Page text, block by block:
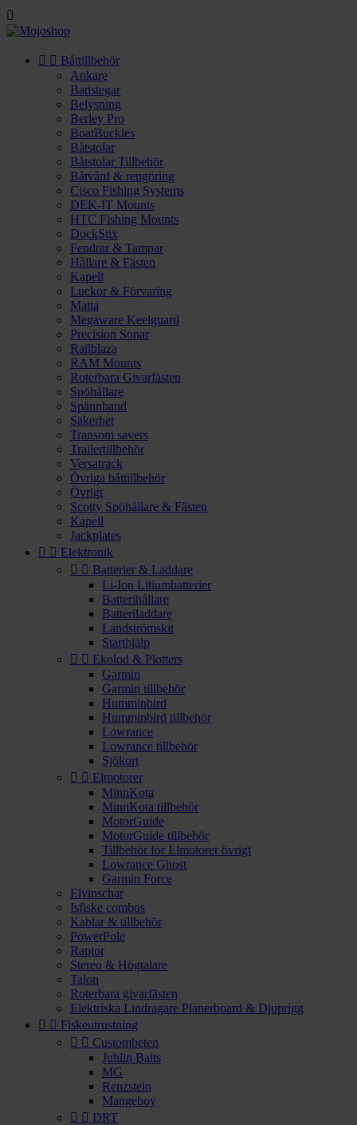

  Båttillbehör
Ankare
Badstegar
Belysning
Berley Pro
BoatBuckles
Båtstolar
Båtstolar Tillbehör
Båtvård & rengöring
Cisco Fishing Systems
DEK-IT Mounts
HTC Fishing Mounts
DockStix
Fendrar & Tampar
Hållare & Fästen
Kapell
Luckor & Förvaring
Matta
Megaware Keelguard
Precision Sonar
Railblaza
RAM Mounts
Roterbara Givarfästen
Spöhållare
Spännband
Säkerhet
Transom savers
Trailertillbehör
Versatrack
Övriga båttillbehör
Övrigt
Scotty Spöhållare & Fästen
Kapell
Jackplates
  Elektronik
  Batterier & Laddare
Li-Ion Litiumbatterier
Batterihållare
Batteriladdare
Landströmskit
Starthjälp
  Ekolod & Plotters
Garmin
Garmin tillbehör
Humminbird
Humminbird tillbehör
Lowrance
Lowrance tillbehör
Sjökort
  Elmotorer
MinnKota
MinnKota tillbehör
MotorGuide
MotorGuide tillbehör
Tillbehör för Elmotorer övrigt
Lowrance Ghost
Garmin Force
Elvinschar
Isfiske combos
Kablar & tillbehör
PowerPole
Raptor
Stereo & Högtalare
Talon
Roterbara givarfästen
Elektriska Lindragare Planerboard & Djuprigg
  Fiskeutrustning
  Custombeten
Juhlin Baits
MG
Renzstein
Mangeboy
  DRT